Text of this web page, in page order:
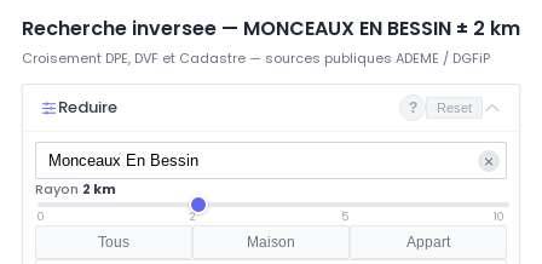
Recherche inversee — MONCEAUX EN BESSIN ± 2 km
Croisement DPE, DVF et Cadastre — sources publiques ADEME / DGFiP
Reduire ? Reset
×
Rayon 2 km
0 2 5 10
Tous Maison Appart